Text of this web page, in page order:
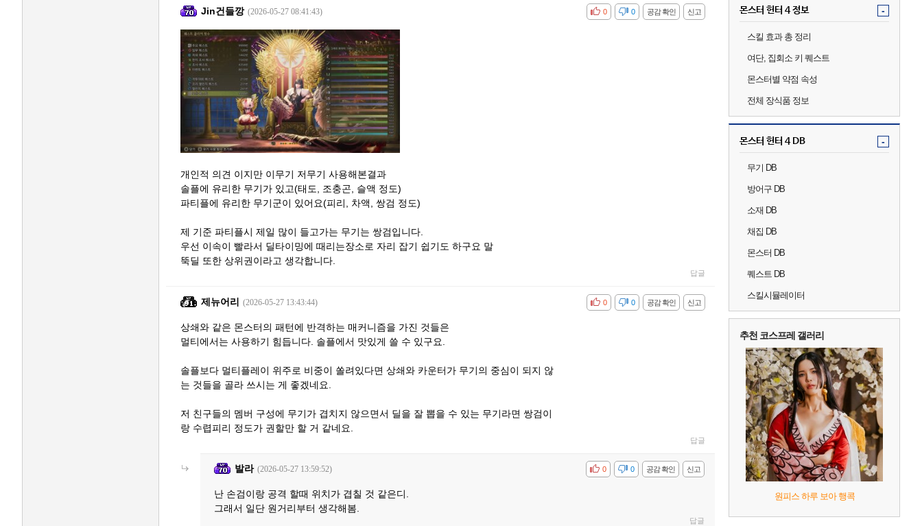
Jin건들깡 (2026-05-27 08:41:43) 신고
공감 확인
비공감 0
0
개인적 의견 이지만 이무기 저무기 사용해본결과
솔플에 유리한 무기가 있고(태도, 조충곤, 슬액 정도)
파티플에 유리한 무기군이 있어요(피리, 차액, 쌍검 정도)
제 기준 파티플시 제일 많이 들고가는 무기는 쌍검입니다.
우선 이속이 빨라서 딜타이밍에 때리는장소로 자리 잡기 쉽기도 하구요 말
뚝딜 또한 상위권이라고 생각합니다.
답글
제뉴어리 (2026-05-27 13:43:44) 신고
공감 확인
비공감 0
0
상쇄와 같은 몬스터의 패턴에 반격하는 매커니즘을 가진 것들은
멀티에서는 사용하기 힘듭니다. 솔플에서 맛있게 쓸 수 있구요.
솔플보다 멀티플레이 위주로 비중이 쏠려있다면 상쇄와 카운터가 무기의 중심이 되지 않
는 것들을 골라 쓰시는 게 좋겠네요.
저 친구들의 멤버 구성에 무기가 겹치지 않으면서 딜을 잘 뽑을 수 있는 무기라면 쌍검이
랑 수렵피리 정도가 권할만 할 거 같네요.
답글
발라 (2026-05-27 13:59:52) 신고
공감 확인
비공감 0
0
난 손검이랑 공격 할때 위치가 겹칠 것 같은디.
그래서 일단 원거리부터 생각해봄.
답글
몬스터 헌터 4 정보 -
스킬 효과 총 정리
여단, 집회소 키 퀘스트
몬스터별 약점 속성
전체 장식품 정보
몬스터 헌터 4 DB -
무기 DB
방어구 DB
소재 DB
채집 DB
몬스터 DB
퀘스트 DB
스킬시뮬레이터
추천 코스프레 갤러리
원피스 하루 보아 행콕